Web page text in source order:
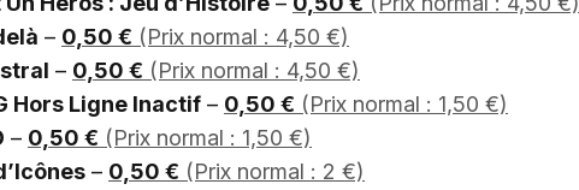
– 0,50 € (Prix normal : 4,50 €)
– 0,50 € (Prix normal : 4,50 €)
Hors Ligne Inactif – 0,50 € (Prix normal : 1,50 €)
– 0,50 € (Prix normal : 1,50 €)
– 0,50 € (Prix normal : 2 €)